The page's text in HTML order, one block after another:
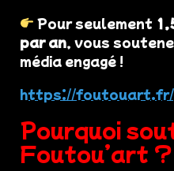
Pour seulement
par an, vous
média engagé !
https://
Pourquoi
Foutou’art ?